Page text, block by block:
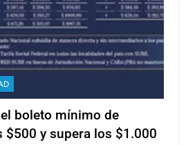
boleto mínimo de
$500 y supera los $1.000